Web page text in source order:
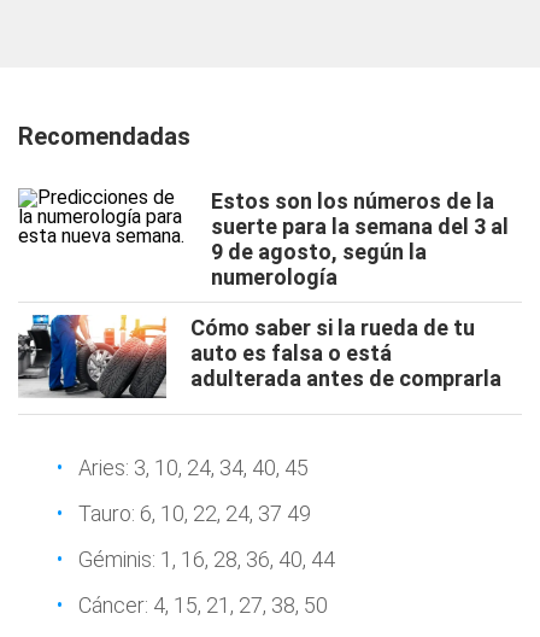
Recomendadas
Estos son los números de la
suerte para la semana del 3 al
9 de agosto, según la
numerología
Cómo saber si la rueda de tu
auto es falsa o está
adulterada antes de comprarla
Aries: 3, 10, 24, 34, 40, 45
Tauro: 6, 10, 22, 24, 37 49
Géminis: 1, 16, 28, 36, 40, 44
Cáncer: 4, 15, 21, 27, 38, 50